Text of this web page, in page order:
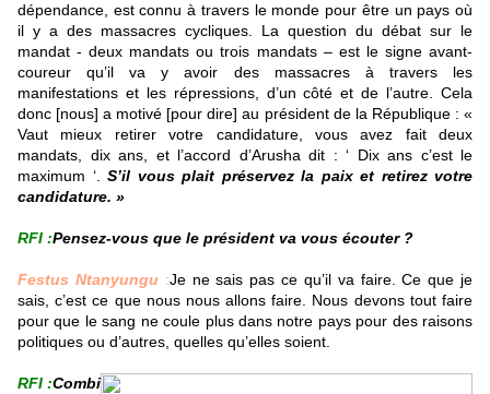
dépendance, est connu à travers le monde pour être un pays où
il y a des massacres cycliques. La question du débat sur le
mandat - deux mandats ou trois mandats – est le signe avant-
coureur qu’il va y avoir des massacres à travers les
manifestations et les répressions, d’un côté et de l’autre. Cela
donc [nous] a motivé [pour dire] au président de la République : «
Vaut mieux retirer votre candidature, vous avez fait deux
mandats, dix ans, et l’accord d’Arusha dit : ‘ Dix ans c’est le
maximum ‘. S’il vous plait préservez la paix et retirez votre
candidature. »
RFI :Pensez-vous que le président va vous écouter ?
Festus Ntanyungu:Je ne sais pas ce qu’il va faire. Ce que je
sais, c’est ce que nous nous allons faire. Nous devons tout faire
pour que le sang ne coule plus dans notre pays pour des raisons
politiques ou d’autres, quelles qu’elles soient.
RFI :Combi